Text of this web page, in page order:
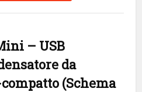
– USB
da
(Schema